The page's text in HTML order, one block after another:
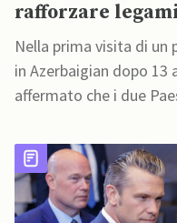
rafforzare
Nella prima visita di un
in Azerbaigian dopo 13
affermato che i due